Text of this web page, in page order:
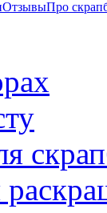
ОтзывыПро